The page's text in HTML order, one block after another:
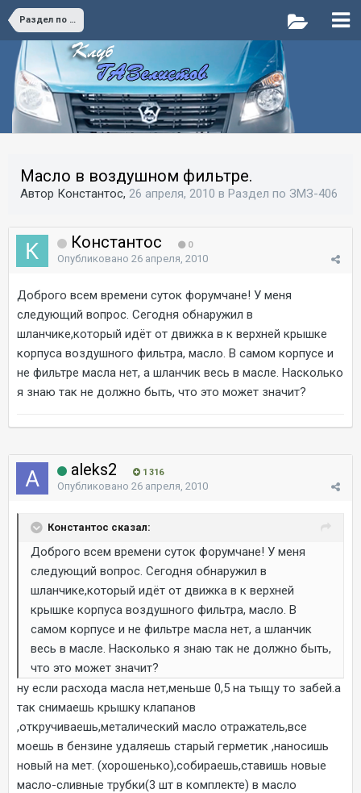
Раздел по ЗМЗ-406
Масло в воздушном фильтре.
Автор Константос, 26 апреля, 2010 в Раздел по ЗМЗ-406
Константос 0
Опубликовано 26 апреля, 2010
Доброго всем времени суток форумчане! У меня
следующий вопрос. Сегодня обнаружил в
шланчике,который идёт от движка в к верхней крышке
корпуса воздушного фильтра, масло. В самом корпусе и
не фильтре масла нет, а шланчик весь в масле. Насколько
я знаю так не должно быть, что это может значит?
aleks2 1 316
Опубликовано 26 апреля, 2010
Константос сказал:
Доброго всем времени суток форумчане! У меня
следующий вопрос. Сегодня обнаружил в
шланчике,который идёт от движка в к верхней
крышке корпуса воздушного фильтра, масло. В
самом корпусе и не фильтре масла нет, а шланчик
весь в масле. Насколько я знаю так не должно быть,
что это может значит?
ну если расхода масла нет,меньше 0,5 на тыщу то забей.а
так снимаешь крышку клапанов
,откручиваешь,металический масло отражатель,все
моешь в бензине удаляешь старый герметик ,наносишь
новый на мет. (хорошенько),собираешь,ставишь новые
масло-сливные трубки(3 шт в комплекте) в масло